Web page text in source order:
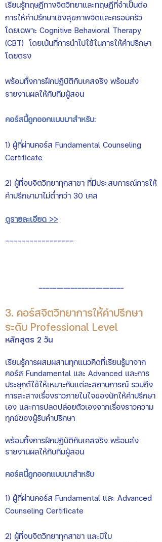
เรียนรู้ทฤษฎีทางจิตวิทยาและทฤษฎีที่จำเป็นต่อ
การให้คำปรึกษาเชิงสุขภาพจิตและครอบครัว
โดยเฉพาะ Cognitive Behavioral Therapy
(CBT) โดยเน้นที่การนำไปใช้ในการให้คำปรึกษา
โดยตรง
พร้อมทั้งการฝึกปฏิบัติกับเคสจริง พร้อมส่ง
รายงานผลให้กับทีมผู้สอน
คอร์สนี้ถูกออกแบบมาสำหรับ:
1) ผู้ที่ผ่านคอร์ส Fundamental Counseling
Certificate
2) ผู้ที่จบจิตวิทยาทุกสาขา ที่มีประสบการณ์การให้
คำปรึกษามาไม่ต่ำกว่า 30 เคส
ดูรายละเอียด >>
-----------------
------------------------
3. คอร์สจิตวิทยาการให้คำปรึกษา
ระดับ Professional Level
หลักสูตร 2 วัน
เรียนรู้การผสมผสานทุกแนวคิดที่เรียนรู้มาจาก
คอร์ส Fundamental และ Advanced และการ
ประยุกต์ใช้ให้เหมาะกับแต่ละสถานการณ์ รวมถึง
การสะสางเรื่องราวภายในใจของนักให้คำปรึกษา
เอง และการปลดปล่อยตัวเองจากเรื่องราวความ
ทุกข์ของผู้รับคำปรึกษา
พร้อมทั้งการฝึกปฏิบัติกับเคสจริง พร้อมส่ง
รายงานผลให้กับทีมผู้สอน
คอร์สนี้ถูกออกแบบมาสำหรับ
1) ผู้ที่ผ่านคอร์ส Fundamental และ Advanced
Counseling Certificate
2) ผู้ที่จบจิตวิทยาทุกสาขา และมีใบ